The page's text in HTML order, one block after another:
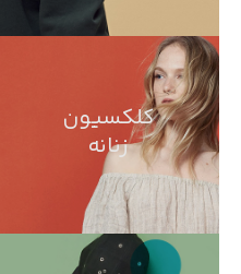
کلکسیون
زنانه